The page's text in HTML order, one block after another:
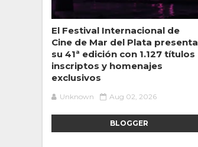
El Festival Internacional de
Cine de Mar del Plata presenta
su 41ª edición con 1.127 títulos
inscriptos y homenajes
exclusivos
Unknown Aug 02, 2026
BLOGGER